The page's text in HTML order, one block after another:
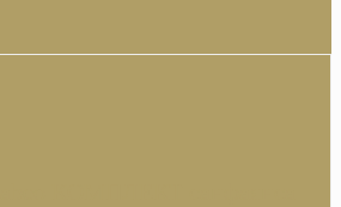
КОМПЛЕКТ санфаянса